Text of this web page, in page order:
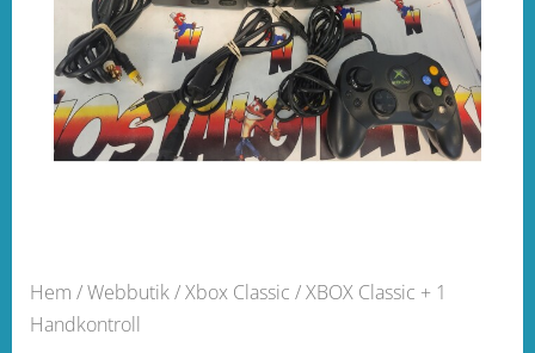
Hem /Webbutik/Xbox Classic / XBOX Classic + 1
Handkontroll